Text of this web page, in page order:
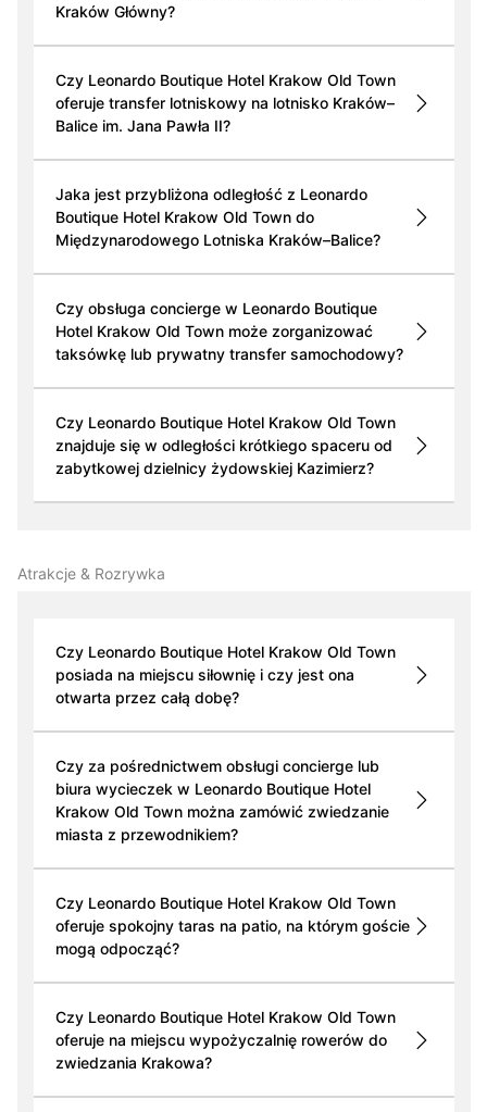
Kraków Główny?
Czy Leonardo Boutique Hotel Krakow Old Town
oferuje transfer lotniskowy na lotnisko Kraków–
Balice im. Jana Pawła II?
Jaka jest przybliżona odległość z Leonardo
Boutique Hotel Krakow Old Town do
Międzynarodowego Lotniska Kraków–Balice?
Czy obsługa concierge w Leonardo Boutique
Hotel Krakow Old Town może zorganizować
taksówkę lub prywatny transfer samochodowy?
Czy Leonardo Boutique Hotel Krakow Old Town
znajduje się w odległości krótkiego spaceru od
zabytkowej dzielnicy żydowskiej Kazimierz?
Atrakcje & Rozrywka
Czy Leonardo Boutique Hotel Krakow Old Town
posiada na miejscu siłownię i czy jest ona
otwarta przez całą dobę?
Czy za pośrednictwem obsługi concierge lub
biura wycieczek w Leonardo Boutique Hotel
Krakow Old Town można zamówić zwiedzanie
miasta z przewodnikiem?
Czy Leonardo Boutique Hotel Krakow Old Town
oferuje spokojny taras na patio, na którym goście
mogą odpocząć?
Czy Leonardo Boutique Hotel Krakow Old Town
oferuje na miejscu wypożyczalnię rowerów do
zwiedzania Krakowa?